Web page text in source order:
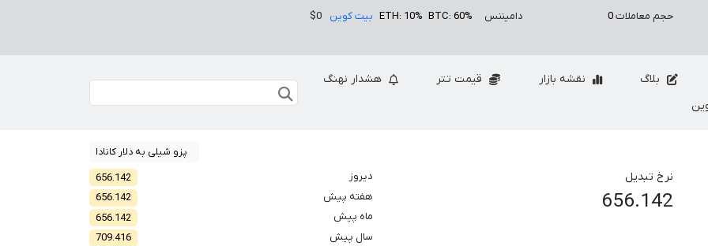
حجم معاملات0 دامیننس BTC: 60%
ETH: 10% بیت کوین $0
بلاگ نقشه بازار قیمت تتر
هشدار نهنگ
پزو شیلی به دلار کانادا
نرخ تبدیل
656.142
دیروز
656.142
هفته پیش
656.142
ماه پیش
656.142
سال پیش
709.416